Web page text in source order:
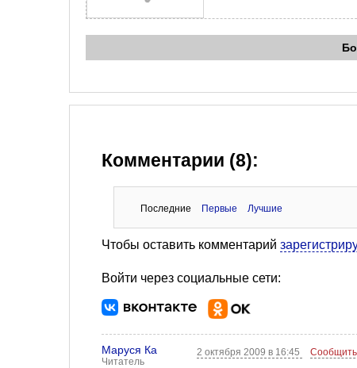
Комментарии (8):
Последние Первые Лучшие
Чтобы оставить комментарий
Войти через социальные сети:
Маруся Ка
Читатель
2 октября 2009 в 16:45